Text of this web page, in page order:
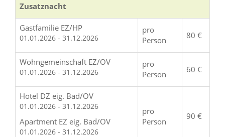
Zusatznacht
Gastfamilie EZ/HP
01.01.2026 - 31.12.2026
pro
Person
80 €
Wohngemeinschaft EZ/OV
01.01.2026 - 31.12.2026
pro
Person
60 €
Hotel DZ eig. Bad/OV
01.01.2026 - 31.12.2026
Apartment EZ eig. Bad/OV
01.01.2026 - 31.12.2026
pro
Person
90 €